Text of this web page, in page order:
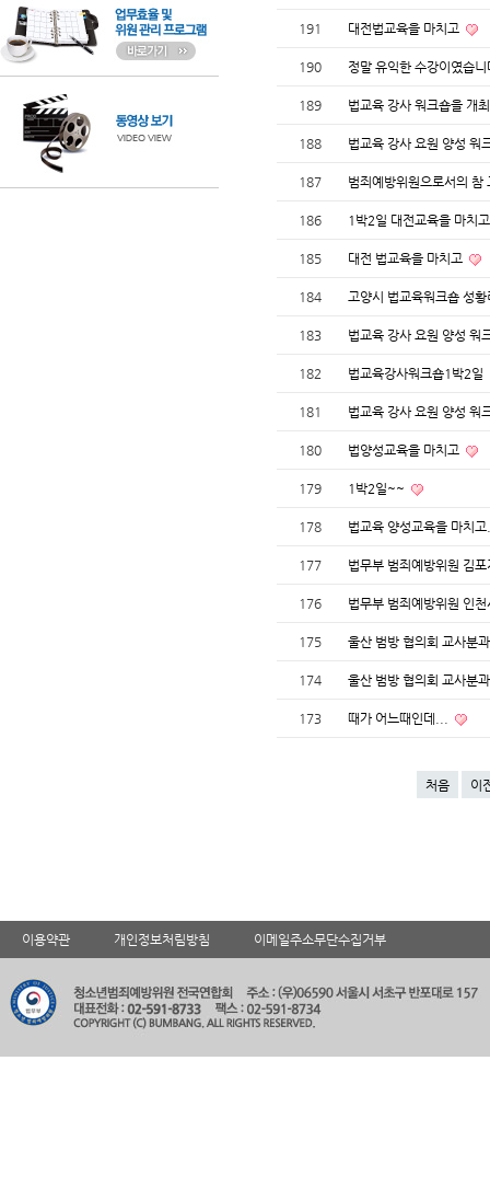
191 대전법교육을 마치고
190 정말 유익한 수강이였습
189 법교육 강사 워크숍을 개
188 법교육 강사 요원 양성 워
187 범죄예방위원으로서의 참
186 1박2일 대전교육을 마치
185 대전 법교육을 마치고
184 고양시 법교육워크숍 성
183 법교육 강사 요원 양성 워
182 법교육강사워크숍1박2일
181 법교육 강사 요원 양성 워
180 법양성교육을 마치고
179 1박2일~~
178 법교육 양성교육을 마치
177 법무부 범죄예방위원 김
176 법무부 범죄예방위원 인
175 울산 범방 협의회 교사분
174 울산 범방 협의회 교사분
173 때가 어느때인데...
처음 이
이용약관 개인정보처림방침 이메일주소무단수집거부